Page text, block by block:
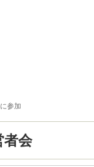
参加
者会